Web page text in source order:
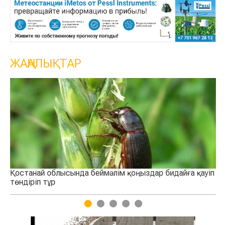
ЖАҢАЛЫҚТАР
бидайға қауіпРесей достас елдерге аграрлық
1 2 3 4 5